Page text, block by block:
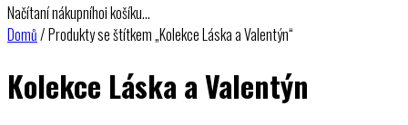
Načítaní nákupníhoi košíku…
Domů/ Produkty se štítkem „Kolekce Láska a Valentýn“
Kolekce Láska a Valentýn